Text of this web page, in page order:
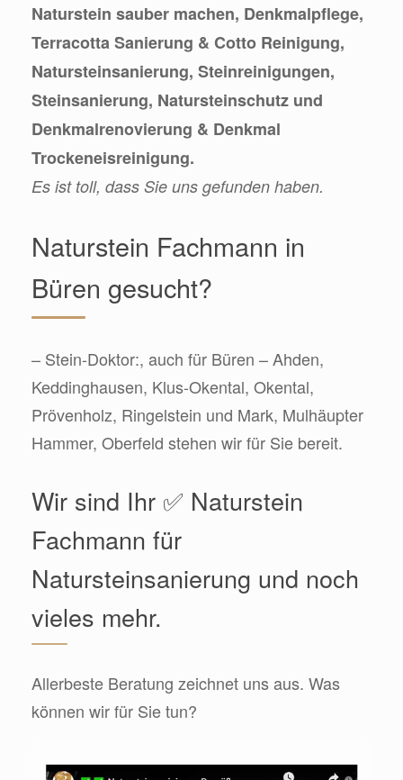
Naturstein sauber machen, Denkmalpflege,
Terracotta Sanierung & Cotto Reinigung,
Natursteinsanierung, Steinreinigungen,
Steinsanierung, Natursteinschutz und
Denkmalrenovierung & Denkmal
Trockeneisreinigung.
Es ist toll, dass Sie uns gefunden haben.
Naturstein Fachmann in
Büren gesucht?
– Stein-Doktor:, auch für Büren – Ahden,
Keddinghausen, Klus-Okental, Okental,
Prövenholz, Ringelstein und Mark, Mulhäupter
Hammer, Oberfeld stehen wir für Sie bereit.
Wir sind Ihr ✅ Naturstein
Fachmann für
Natursteinsanierung und noch
vieles mehr.
Allerbeste Beratung zeichnet uns aus. Was
können wir für Sie tun?